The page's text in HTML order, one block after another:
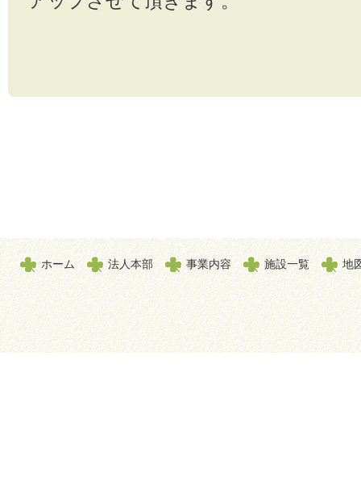
ホーム 法人本部 事業内容 施設一覧 地